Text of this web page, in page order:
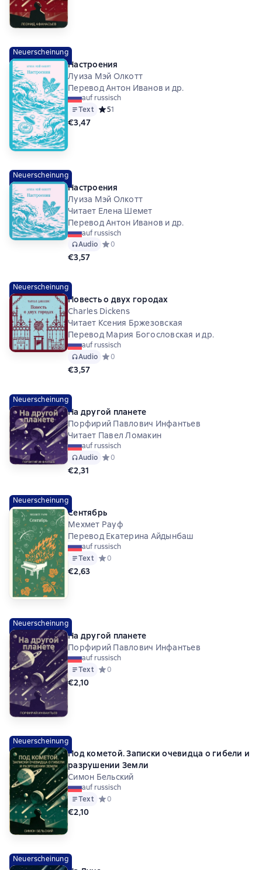
Neuerscheinung
Настроения
Луиза Мэй Олкотт
Перевод Антон Иванов и др.
auf russisch
Text Средний рейтинг 5 на основе 1 оценок
51
€3,47
Neuerscheinung
Настроения
Луиза Мэй Олкотт
Читает Елена Шемет
Перевод Антон Иванов и др.
auf russisch
Audio Средний рейтинг 0 на основе 0 оценок
0
€3,57
Neuerscheinung
Повесть о двух городах
Charles Dickens
Читает Ксения Бржезовская
Перевод Мария Богословская и др.
auf russisch
Audio Средний рейтинг 0 на основе 0 оценок
0
€3,57
Neuerscheinung
На другой планете
Порфирий Павлович Инфантьев
Читает Павел Ломакин
auf russisch
Audio Средний рейтинг 0 на основе 0 оценок
0
€2,31
Neuerscheinung
Сентябрь
Мехмет Рауф
Перевод Екатерина Айдынбаш
auf russisch
Text Средний рейтинг 0 на основе 0 оценок
0
€2,63
Neuerscheinung
На другой планете
Порфирий Павлович Инфантьев
auf russisch
Text Средний рейтинг 0 на основе 0 оценок
0
€2,10
Neuerscheinung
Под кометой. Записки очевидца о гибели и
разрушении Земли
Симон Бельский
auf russisch
Text Средний рейтинг 0 на основе 0 оценок
0
€2,10
Neuerscheinung